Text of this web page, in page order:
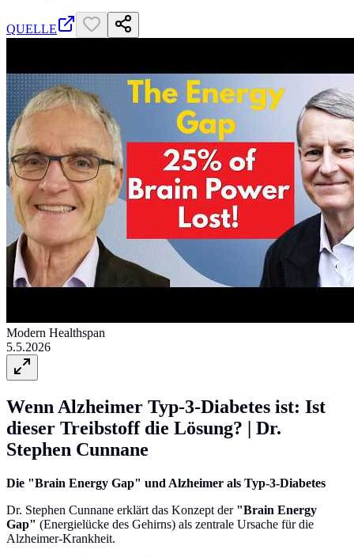
QUELLE
Modern Healthspan
5.5.2026
Wenn Alzheimer Typ-3-Diabetes ist: Ist
dieser Treibstoff die Lösung? | Dr.
Stephen Cunnane
Die "Brain Energy Gap" und Alzheimer als Typ-3-Diabetes
Dr. Stephen Cunnane erklärt das Konzept der "Brain Energy
Gap" (Energielücke des Gehirns) als zentrale Ursache für die
Alzheimer-Krankheit.